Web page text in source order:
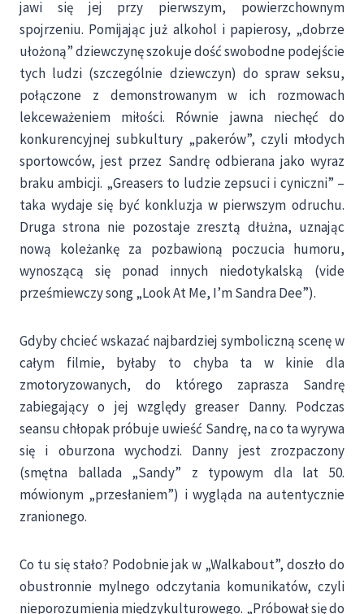
jawi się jej przy pierwszym, powierzchownym
spojrzeniu. Pomijając już alkohol i papierosy, „dobrze
ułożoną” dziewczynę szokuje dość swobodne podejście
tych ludzi (szczególnie dziewczyn) do spraw seksu,
połączone z demonstrowanym w ich rozmowach
lekceważeniem miłości. Równie jawna niechęć do
konkurencyjnej subkultury „pakerów”, czyli młodych
sportowców, jest przez Sandrę odbierana jako wyraz
braku ambicji. „Greasers to ludzie zepsuci i cyniczni” –
taka wydaje się być konkluzja w pierwszym odruchu.
Druga strona nie pozostaje zresztą dłużna, uznając
nową koleżankę za pozbawioną poczucia humoru,
wynoszącą się ponad innych niedotykalską (vide
prześmiewczy song „Look At Me, I’m Sandra Dee”).
Gdyby chcieć wskazać najbardziej symboliczną scenę w
całym filmie, byłaby to chyba ta w kinie dla
zmotoryzowanych, do którego zaprasza Sandrę
zabiegający o jej względy greaser Danny. Podczas
seansu chłopak próbuje uwieść Sandrę, na co ta wyrywa
się i oburzona wychodzi. Danny jest zrozpaczony
(smętna ballada „Sandy” z typowym dla lat 50.
mówionym „przesłaniem”) i wygląda na autentycznie
zranionego.
Co tu się stało? Podobnie jak w „Walkabout”, doszło do
obustronnie mylnego odczytania komunikatów, czyli
nieporozumienia międzykulturowego. „Próbował się do